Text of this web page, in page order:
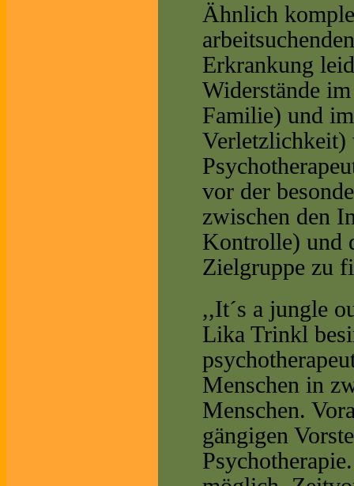
Ähnlich
Erkrankung
Widerstände
Familie) und
Verletzlichkeit)
vor der
zwischen den
Kontrolle) und
Zielgruppe zu
,,It´s a jungle
Lika Trinkl
Menschen in
Menschen.
gängigen